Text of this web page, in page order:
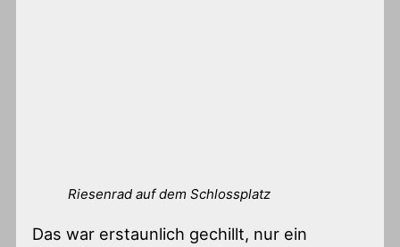
Riesenrad auf dem Schlossplatz
Das war erstaunlich gechillt, nur ein